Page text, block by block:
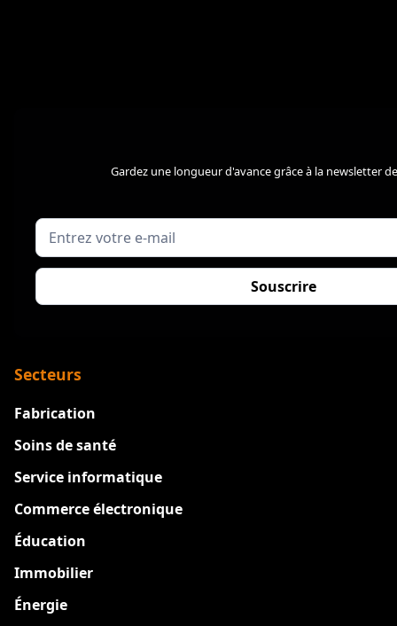
Gardez une longueur d'avance grâce à la newsletter
Secteurs
Fabrication
Soins de santé
Service informatique
Commerce électronique
Éducation
Immobilier
Énergie